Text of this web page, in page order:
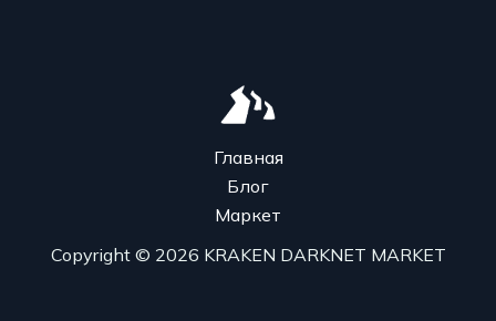
Главная
Блог
Маркет
Copyright © 2026 KRAKEN DARKNET MARKET